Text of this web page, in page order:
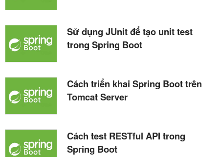
Sử dụng JUnit để tạo unit test
trong Spring Boot
Cách triển khai Spring Boot trên
Tomcat Server
Cách test RESTful API trong
Spring Boot